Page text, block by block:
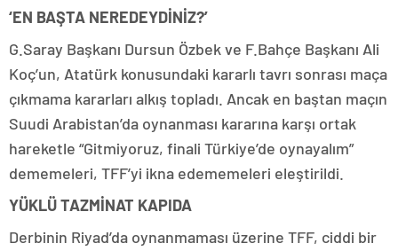
‘EN BAŞTA NEREDEYDİNİZ?’
G.Saray Başkanı Dursun Özbek ve F.Bahçe Başkanı Ali
Koç’un, Atatürk konusundaki kararlı tavrı sonrası maça
çıkmama kararları alkış topladı. Ancak en baştan maçın
Suudi Arabistan’da oynanması kararına karşı ortak
hareketle “Gitmiyoruz, finali Türkiye’de oynayalım”
dememeleri, TFF’yi ikna edememeleri eleştirildi.
YÜKLÜ TAZMİNAT KAPIDA
Derbinin Riyad’da oynanmaması üzerine TFF, ciddi bir